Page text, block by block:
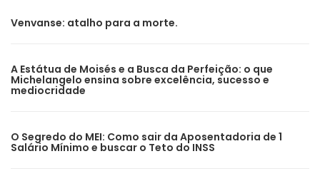
Venvanse: atalho para a morte.
A Estátua de Moisés e a Busca da Perfeição: o que
Michelangelo ensina sobre excelência, sucesso e
mediocridade
O Segredo do MEI: Como sair da Aposentadoria de 1
Salário Mínimo e buscar o Teto do INSS